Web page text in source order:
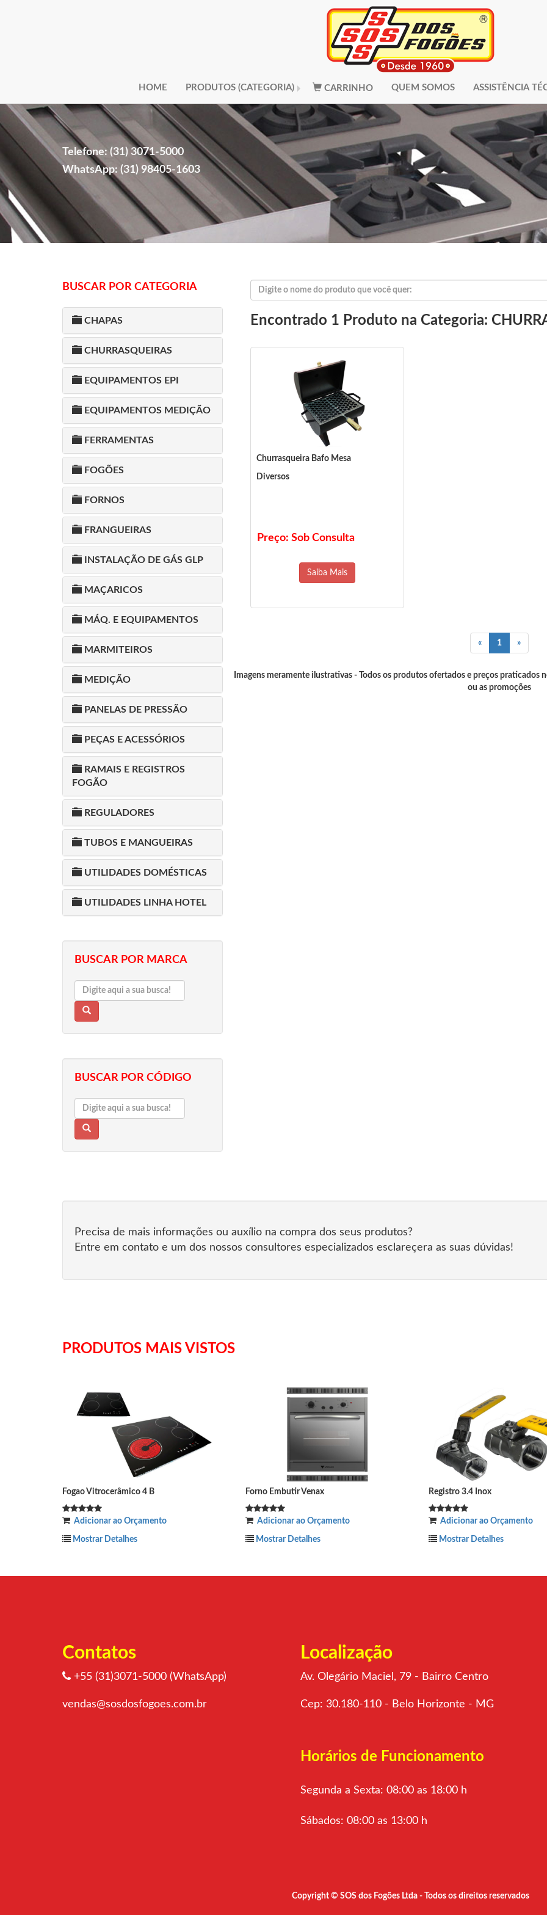
HOME PRODUTOS (CATEGORIA) CARRINHO QUEM SOMOS ASSISTÊNCIA
Telefone: (31) 3071-5000
WhatsApp: (31) 98405-1603
BUSCAR POR CATEGORIA
CHAPAS
CHURRASQUEIRAS
EQUIPAMENTOS EPI
EQUIPAMENTOS MEDIÇÃO
FERRAMENTAS
FOGÕES
FORNOS
FRANGUEIRAS
INSTALAÇÃO DE GÁS GLP
MAÇARICOS
MÁQ. E EQUIPAMENTOS
MARMITEIROS
MEDIÇÃO
PANELAS DE PRESSÃO
PEÇAS E ACESSÓRIOS
RAMAIS E REGISTROS
FOGÃO
REGULADORES
TUBOS E MANGUEIRAS
UTILIDADES DOMÉSTICAS
UTILIDADES LINHA HOTEL
BUSCAR POR MARCA
BUSCAR POR CÓDIGO
Encontrado 1 Produto na Categoria:
Churrasqueira Bafo Mesa
Diversos
Preço: Sob Consulta
Saiba Mais
« 1 »
Imagens meramente ilustrativas - Todos os produtos ofertados e preços praticados
ou as promoções
Precisa de mais informações ou auxílio na compra dos seus produtos?
Entre em contato e um dos nossos consultores especializados esclareçera as suas dúvidas!
PRODUTOS MAIS VISTOS
Registro 3.4 Inox
Adicionar ao Orçamento
Mostrar Detalhes
Fogão Cooktops 4 Bocas
Adicionar ao Orçamento
Mostrar Detalhes
Usina 4S ITC Cooktop
Adicionar ao
Mostrar Detalhes
Contatos
+55 (31)3071-5000 (WhatsApp)
vendas@sosdosfogoes.com.br
Localização
Av. Olegário Maciel, 79 - Bairro Centro
Cep: 30.180-110 - Belo Horizonte - MG
Horários de Funcionamento
Segunda a Sexta: 08:00 as 18:00 h
Sábados: 08:00 as 13:00 h
Copyright © SOS dos Fogões Ltda - Todos os direitos reservados